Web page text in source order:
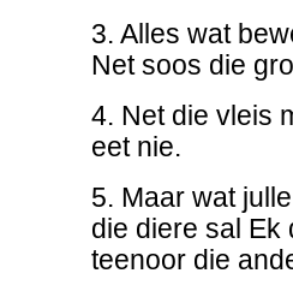
3. Alles wat
Net soos die
4. Net die vleis
eet nie.
5. Maar wat
die diere sal Ek
teenoor die